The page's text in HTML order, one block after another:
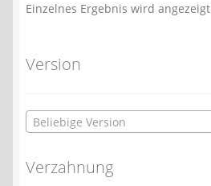
Einzelnes Ergebnis wird angezeigt
Version
Beliebige Version
Verzahnung